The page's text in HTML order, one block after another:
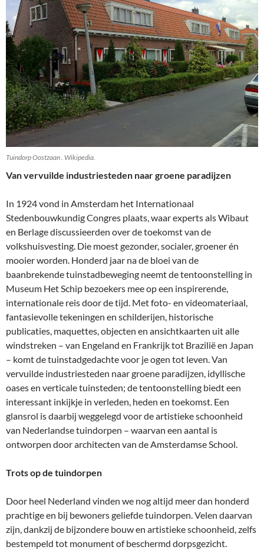
Tuindorp Oostzaan . Wikipedia.
Van vervuilde industriesteden naar groene paradijzen
In 1924 vond in Amsterdam het Internationaal
Stedenbouwkundig Congres plaats, waar experts als Wibaut
en Berlage discussieerden over de toekomst van de
volkshuisvesting. Die moest gezonder, socialer, groener én
mooier worden. Honderd jaar na de bloei van de
baanbrekende tuinstadbeweging neemt de tentoonstelling in
Museum Het Schip bezoekers mee op een inspirerende,
internationale reis door de tijd. Met foto- en videomateriaal,
fantasievolle tekeningen en schilderijen, historische
publicaties, maquettes, objecten en ansichtkaarten uit alle
windstreken – van Engeland en Frankrijk tot Brazilië en Japan
– komt de tuinstadgedachte voor je ogen tot leven. Van
vervuilde industriesteden naar groene paradijzen, idyllische
oases en verticale tuinsteden; de tentoonstelling biedt een
interessant inkijkje in verleden, heden en toekomst. Een
glansrol is daarbij weggelegd voor de artistieke schoonheid
van Nederlandse tuindorpen – waarvan een aantal is
ontworpen door architecten van de Amsterdamse School.
Trots op de tuindorpen
Door heel Nederland vinden we nog altijd meer dan honderd
prachtige en bij bewoners geliefde tuindorpen. Velen daarvan
zijn, dankzij de bijzondere bouw en artistieke schoonheid, zelfs
bestempeld tot monument of beschermd dorpsgezicht.